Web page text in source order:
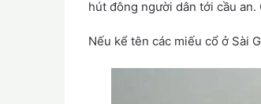
hút đông người dân tới cầu
Nếu kể tên các miếu cổ ở Sài